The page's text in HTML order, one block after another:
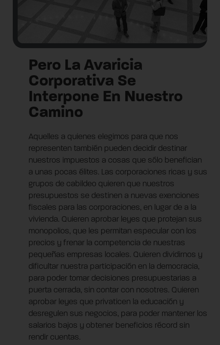
Pero La Avaricia
Corporativa Se
Interpone En Nuestro
Camino
Aquelles a quienes elegimos para que nos
representen también pueden decidir destinar
nuestros impuestos a cosas que sólo benefician
a unas pocas élites. Las corporaciones ricas y sus
grupos de cabildeo quieren que nuestros
presupuestos se destinen a nuevas exenciones
fiscales para las corporaciones, en lugar de a la
vivienda. Quieren aprobar leyes que protejan sus
monopolios, que les permitan especular con los
precios y frenar la competencia de nuestras
pequeñas empresas locales. Quieren dividirnos y
dificultar nuestra participación en la democracia,
para poder tomar decisiones presupuestarias a
puerta cerrada, sin contar con nosotres. Quieren
aprobar leyes que privaticen la educación y
desregulen sus negocios, para poder mantener los
salarios bajos y obtener beneficios récord sin
rendir cuentas.